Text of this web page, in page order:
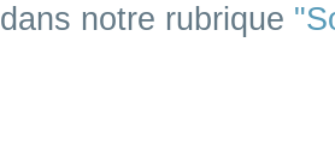
dans notre rubrique